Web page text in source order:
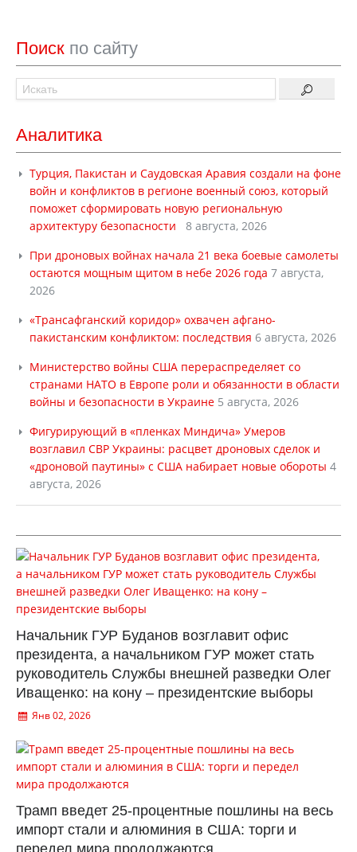
Поиск по сайту
Аналитика
Турция, Пакистан и Саудовская Аравия создали на фоне
войн и конфликтов в регионе военный союз, который
поможет сформировать новую региональную
архитектуру безопасности
8 августа, 2026
При дроновых войнах начала 21 века боевые самолеты
остаются мощным щитом в небе 2026 года 7 августа,
2026
«Трансафганский коридор» охвачен афгано-
пакистанским конфликтом: последствия 6 августа, 2026
Министерство войны США перераспределяет со
странами НАТО в Европе роли и обязанности в области
войны и безопасности в Украине 5 августа, 2026
Фигурирующий в «пленках Миндича» Умеров
возглавил СВР Украины: расцвет дроновых сделок и
«дроновой паутины» с США набирает новые обороты 4
августа, 2026
Начальник ГУР Буданов возглавит офис
президента, а начальником ГУР может стать
руководитель Службы внешней разведки Олег
Иващенко: на кону – президентские выборы
Янв 02, 2026
Трамп введет 25-процентные пошлины на весь
импорт стали и алюминия в США: торги и
передел мира продолжаются